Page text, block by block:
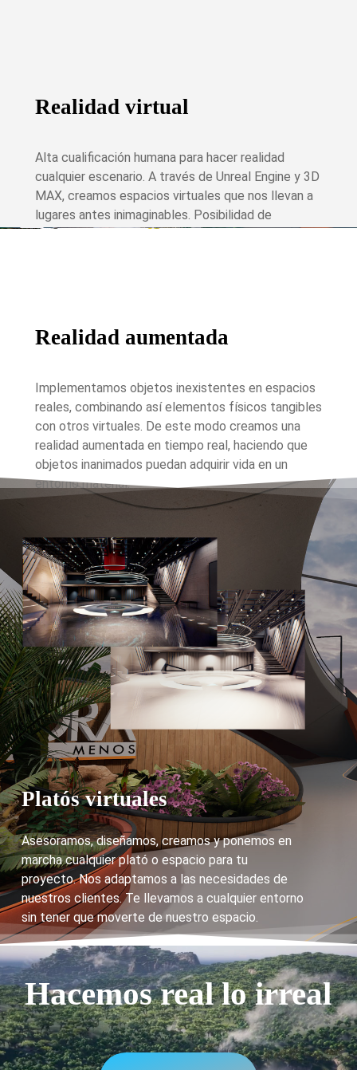
Realidad virtual
Alta cualificación humana para hacer realidad
cualquier escenario. A través de Unreal Engine y 3D
MAX, creamos espacios virtuales que nos llevan a
lugares antes inimaginables. Posibilidad de
realizaciones multicámara en realidad virtual.
Realidad aumentada
Implementamos objetos inexistentes en espacios
reales, combinando así elementos físicos tangibles
con otros virtuales. De este modo creamos una
realidad aumentada en tiempo real, haciendo que
objetos inanimados puedan adquirir vida en un
entorno material.
Platós virtuales
Asesoramos, diseñamos, creamos y ponemos en
marcha cualquier plató o espacio para tu
proyecto. Nos adaptamos a las necesidades de
nuestros clientes. Te llevamos a cualquier entorno
sin tener que moverte de nuestro espacio.
Hacemos real lo irreal